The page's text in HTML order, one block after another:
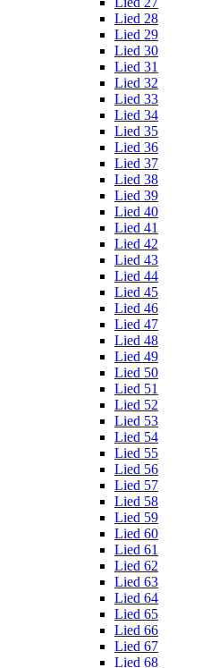
Lied 28
Lied 29
Lied 30
Lied 31
Lied 32
Lied 33
Lied 34
Lied 35
Lied 36
Lied 37
Lied 38
Lied 39
Lied 40
Lied 41
Lied 42
Lied 43
Lied 44
Lied 45
Lied 46
Lied 47
Lied 48
Lied 49
Lied 50
Lied 51
Lied 52
Lied 53
Lied 54
Lied 55
Lied 56
Lied 57
Lied 58
Lied 59
Lied 60
Lied 61
Lied 62
Lied 63
Lied 64
Lied 65
Lied 66
Lied 67
Lied 68